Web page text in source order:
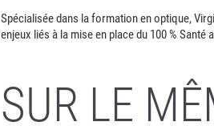
Spécialisée dans la formation en optique,
enjeux liés à la mise en place du 100 % Santé
SUR LE